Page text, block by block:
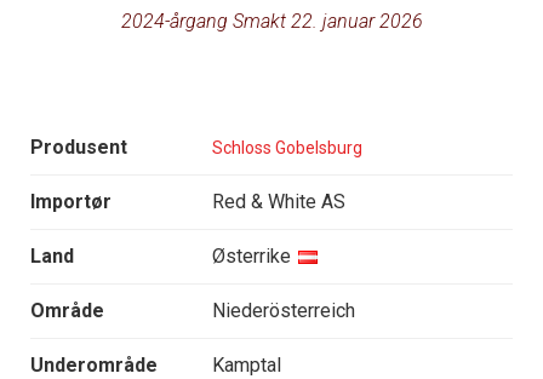
2024-årgang Smakt 22. januar 2026
Produsent Schloss Gobelsburg
Importør Red & White AS
Land Østerrike
Område Niederösterreich
Underområde Kamptal